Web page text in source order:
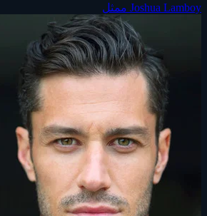
Joshua Lamboy ممثل